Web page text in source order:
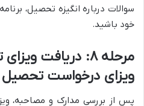
سوالات درباره انگیزه تحصیل،
خود باشید.
مرحله ۸: دریافت
ویزای درخواست
پس از بررسی مدارک و مصاحبه،